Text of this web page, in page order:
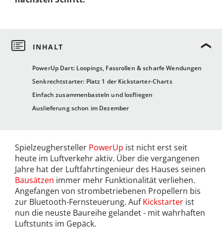
PowerUp Dart: Loopings, Fassrollen & scharfe Wendungen
Senkrechtstarter: Platz 1 der Kickstarter-Charts
Einfach zusammenbasteln und losfliegen
Auslieferung schon im Dezember
Spielzeughersteller PowerUp ist nicht erst seit
heute im Luftverkehr aktiv. Über die vergangenen
Jahre hat der Luftfahrtingenieur des Hauses seinen
Bausätzen immer mehr Funktionalität verliehen.
Angefangen von strombetriebenen Propellern bis
zur Bluetooth-Fernsteuerung. AufKickstarter ist
nun die neuste Baureihe gelandet - mit wahrhaften
Luftstunts im Gepäck.